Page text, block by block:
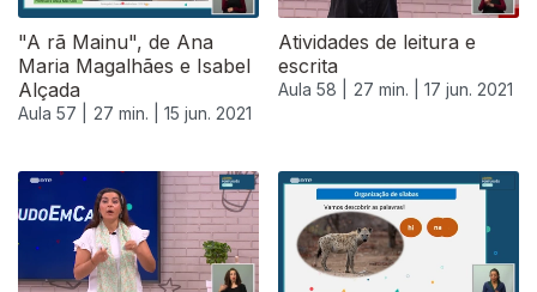
"A rã Mainu", de Ana
Maria Magalhães e Isabel
Alçada
Aula 57 | 27 min. | 15 jun. 2021
Atividades de leitura e
escrita
Aula 58 | 27 min. | 17 jun. 2021
553272